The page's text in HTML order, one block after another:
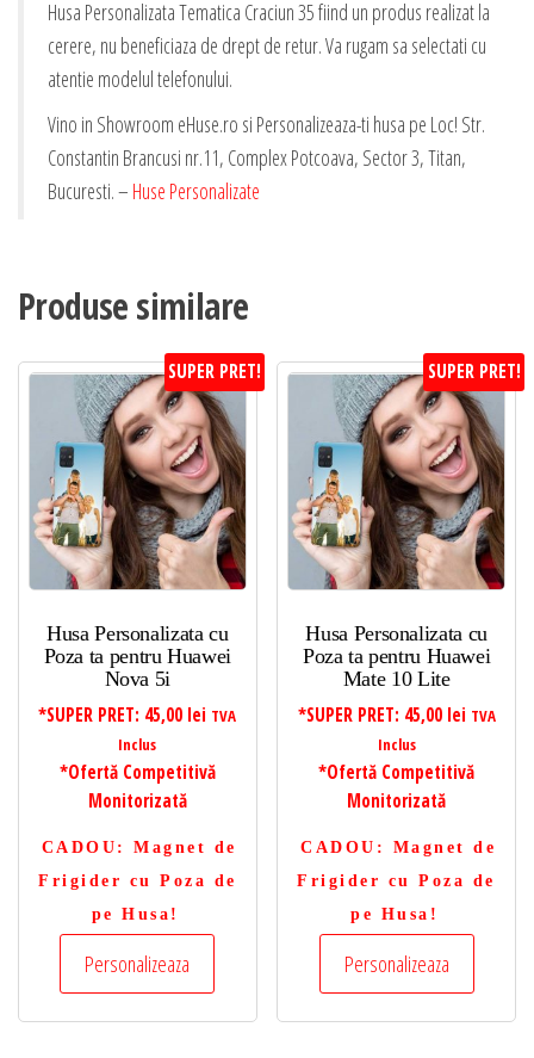
Husa Personalizata Tematica Craciun 35 fiind un produs realizat la
cerere, nu beneficiaza de drept de retur. Va rugam sa selectati cu
atentie modelul telefonului.
Vino in Showroom eHuse.ro si Personalizeaza-ti husa pe Loc! Str.
Constantin Brancusi nr.11, Complex Potcoava, Sector 3, Titan,
Bucuresti. – Huse Personalizate
Produse similare
SUPER PRET!
Husa Personalizata cu
Poza ta pentru Huawei
Nova 5i
*SUPER PRET: 45,00 lei TVA
Inclus
*Ofertă Competitivă
Monitorizată
CADOU : Magnet de
Frigider cu Poza de
pe Husa!
Personalizeaza
SUPER PRET!
Husa Personalizata cu
Poza ta pentru Huawei
Mate 10 Lite
*SUPER PRET: 45,00 lei TVA
Inclus
*Ofertă Competitivă
Monitorizată
CADOU : Magnet de
Frigider cu Poza de
pe Husa!
Personalizeaza